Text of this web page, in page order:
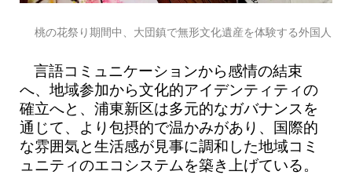
桃の花祭り期間中、大団鎮で無形文化遺産を体験する外国人
言語コミュニケーションから感情の結束
へ、地域参加から文化的アイデンティティの
確立へと、浦東新区は多元的なガバナンスを
通じて、より包摂的で温かみがあり、国際的
な雰囲気と生活感が見事に調和した地域コミ
ュニティのエコシステムを築き上げている。